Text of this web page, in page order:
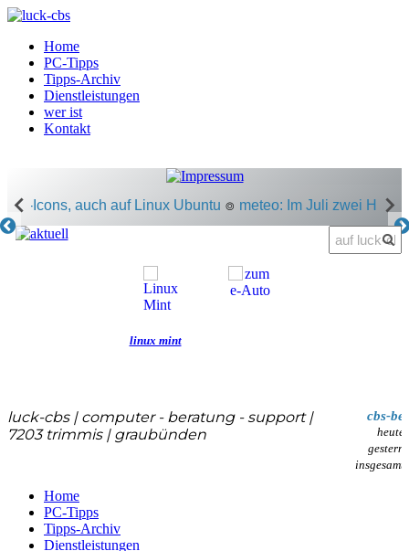
Home
PC-Tipps
Tipps-Archiv
Dienstleistungen
wer ist
Kontakt
linux mint
​luck-cbs | computer - beratung - support |
7203 trimmis | graubünden
cbs-
heute:
gestern:
insgesamt:
Home
PC-Tipps
Tipps-Archiv
Dienstleistungen